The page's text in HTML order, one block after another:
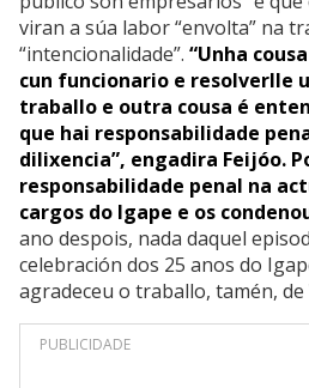
viran a súa labor “envolta” na
“intencionalidade”. “Unha
cun funcionario e resolverlle
traballo e outra cousa é
que hai responsabilidade
dilixencia”, engadira Feijóo.
responsabilidade penal na
cargos do Igape e os
ano despois, nada daquel
celebración dos 25 anos do
agradeceu o traballo, tamén, de
PUBLICIDADE